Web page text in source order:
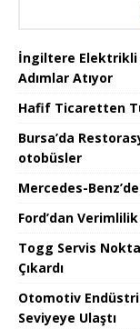
İngiltere Elektrikli
Adımlar Atıyor
Hafif Ticaretten
Bursa’da
otobüsler
Mercedes-
Ford’dan
Togg Servis
Çıkardı
Otomotiv
Seviyeye Ulaştı